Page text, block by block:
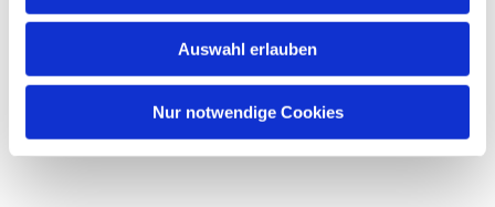
Auswahl erlauben
Nur notwendige Cookies